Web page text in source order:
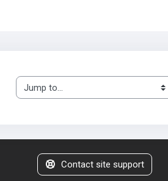
Jump to...
Contact site support